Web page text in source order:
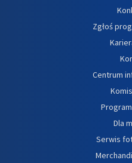
Zgłoś
Centrum
Dla
Serwis